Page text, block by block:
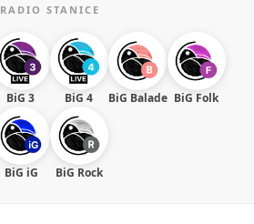
RADIO STANICE
BiG 3 BiG 4 BiG Balade BiG Folk
BiG iG BiG Rock